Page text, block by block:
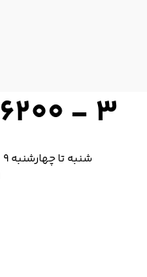
3 - 02166746200
شنبه تا چهارشنبه 9 الی 18، پنج شنبه 9 الی 14